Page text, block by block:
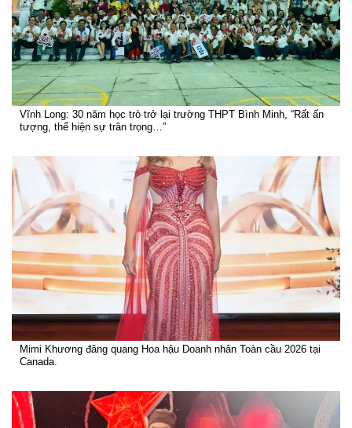
Vĩnh Long: 30 năm học trò trở lại trường THPT Bình Minh, “Rất ấn
tượng, thể hiện sự trân trọng…”
Mimi Khương đăng quang Hoa hậu Doanh nhân Toàn cầu 2026 tại
Canada.